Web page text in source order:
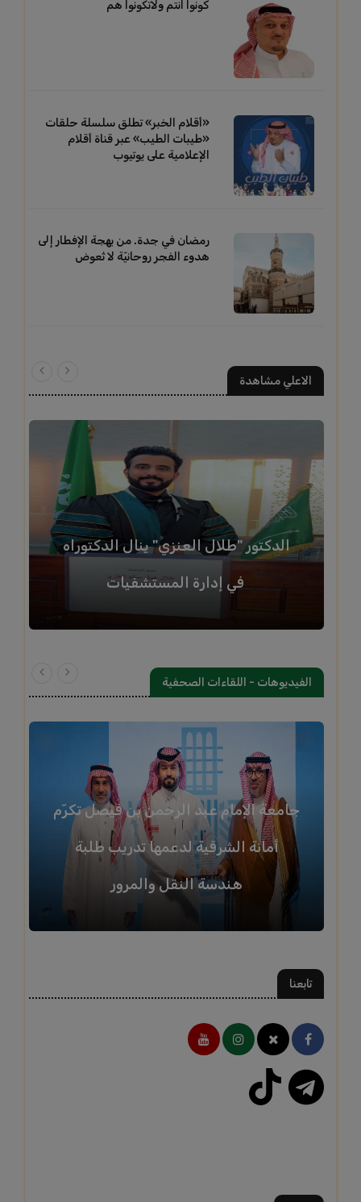
كونوا انتم ولاتكونوا هم
«أقلام الخبر» تطلق سلسلة حلقات
«طيبات الطيب» عبر قناة أقلام
الإعلامية على يوتيوب
رمضان في جدة. من بهجة الإفطار إلى
هدوء الفجر روحانيّة لا تُعوض
الاعلي مشاهدة
الدكتور "طلال العنزي" ينال الدكتوراه
في إدارة المستشفيات
الفيديوهات - اللقاءات الصحفية
جامعة الإمام عبد الرحمن بن فيصل تكرّم
أمانة الشرقية لدعمها تدريب طلبة
هندسة النقل والمرور
تابعنا